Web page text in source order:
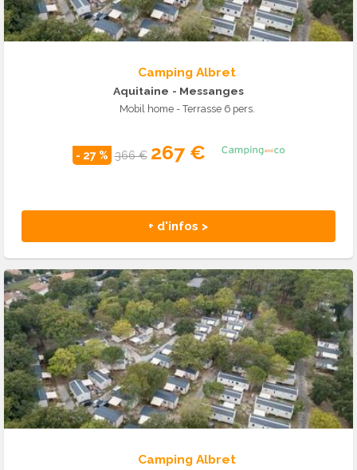
Camping Albret
Aquitaine - Messanges
Mobil home - Terrasse 6 pers.
- 27 % 366 € 267 €
+ d'infos >
Camping Albret